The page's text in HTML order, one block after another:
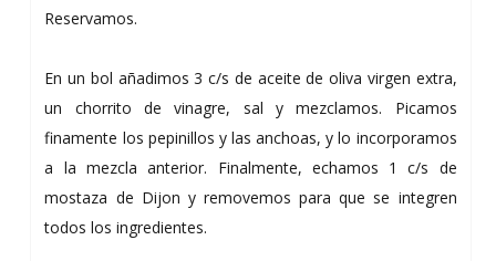
Reservamos.
En un bol añadimos 3 c/s de aceite de oliva virgen extra,
un chorrito de vinagre, sal y mezclamos. Picamos
finamente los pepinillos y las anchoas, y lo incorporamos
a la mezcla anterior. Finalmente, echamos 1 c/s de
mostaza de Dijon y removemos para que se integren
todos los ingredientes.